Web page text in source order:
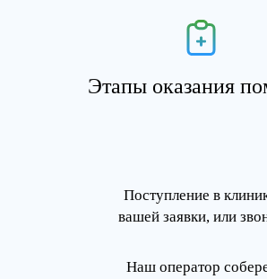
Этапы оказания
Поступление в
вашей заявки, или
Наш оператор